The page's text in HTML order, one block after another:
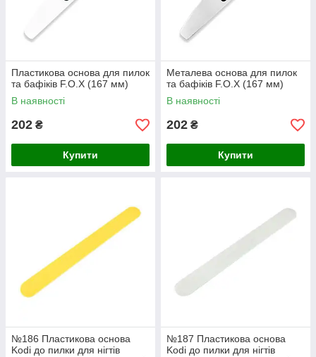
Пластикова основа для пилок
та бафіків F.O.X (167 мм)
В наявності
202 ₴
Купити
Металева основа для пилок
та бафіків F.O.X (167 мм)
В наявності
202 ₴
Купити
№186 Пластикова основа
Kodi до пилки для нігтів
№187 Пластикова основа
Kodi до пилки для нігтів